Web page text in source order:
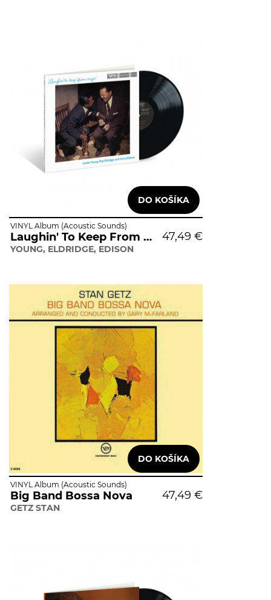
47,49 €
VINYL Album (Acoustic Sounds)
Laughin' To Keep From Cryin'
YOUNG, ELDRIDGE, EDISON
47,49 €
VINYL Album (Acoustic Sounds)
Big Band Bossa Nova
GETZ STAN